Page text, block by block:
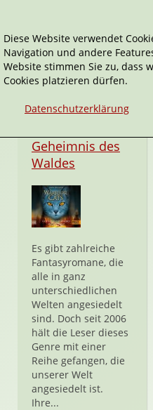
Warrior Cats
Geheimnis des
Waldes
Es gibt zahlreiche
Fantasyromane, die
alle in ganz
unterschiedlichen
Welten angesiedelt
sind. Doch seit 2006
hält die Leser dieses
Genre mit einer
Reihe gefangen, die
unserer Welt
angesiedelt ist.
Ihre...
Diese Website verwendet
Navigation und andere
Website stimmen Sie zu, dass
Cookies platzieren dürfen.
Datenschutzerklärung